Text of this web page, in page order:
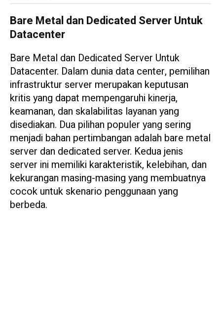
Bare Metal dan Dedicated Server Untuk
Datacenter
Bare Metal dan Dedicated Server Untuk
Datacenter. Dalam dunia data center, pemilihan
infrastruktur server merupakan keputusan
kritis yang dapat mempengaruhi kinerja,
keamanan, dan skalabilitas layanan yang
disediakan. Dua pilihan populer yang sering
menjadi bahan pertimbangan adalah bare metal
server dan dedicated server. Kedua jenis
server ini memiliki karakteristik, kelebihan, dan
kekurangan masing-masing yang membuatnya
cocok untuk skenario penggunaan yang
berbeda.